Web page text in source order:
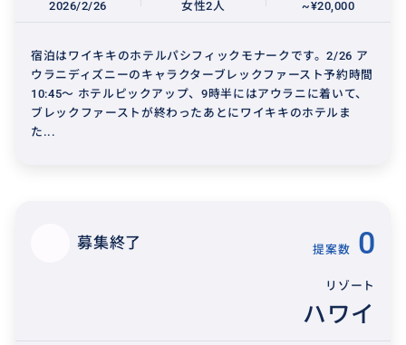
2026/2/26 女性2人 ~¥20,000
宿泊はワイキキのホテルパシフィックモナークです。2/26 ア
ウラニディズニーのキャラクターブレックファースト予約時間
10:45〜 ホテルピックアップ、9時半にはアウラニに着いて、
ブレックファーストが終わったあとにワイキキのホテルま
た...
募集終了 提案数 0
リゾート
ハワイ